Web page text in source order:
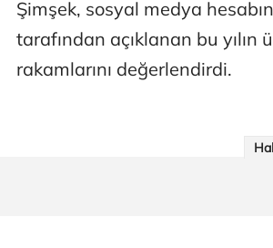
Şimşek, sosyal medya
tarafından açıklanan bu
rakamlarını değerlendirdi.